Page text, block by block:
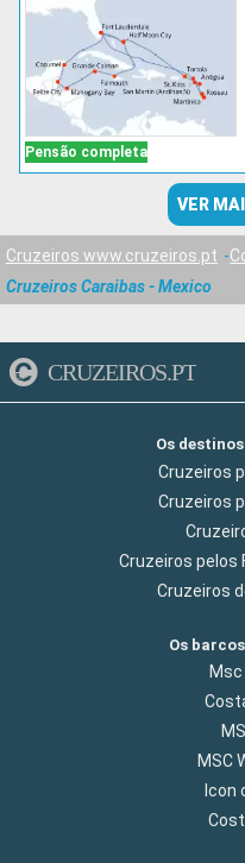
Pensão completa
VER
Cruzeiros www.cruzeiros.pt
Cruzeiros Caraibas - Mexico
CRUZEIROS.PT
Os
Cruzeiros
Cruzeiros
Cruzeiros pelos
Cruzeiros
Os
MSC
Icon